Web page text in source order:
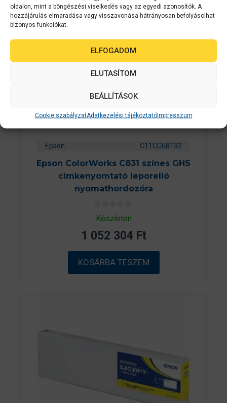
oldalon, mint a böngészési viselkedés vagy az egyedi azonosítók. A
hozzájárulás elmaradása vagy visszavonása hátrányosan befolyásolhat
bizonyos funkciókat.
ELFOGADOM
ELUTASÍTOM
BEÁLLÍTÁSOK
Cookie szabályzatAdatkezelési tájékoztatóImpresszum
BELÜL
Epson C11CC68132
Epson ColorWorks C831 színes GHS
címkenyomtató leporelló
nyomathordozóra
0
a
5
b
ő
l
Készleten
1 052 304 Ft
KOSÁRBA TESZEM